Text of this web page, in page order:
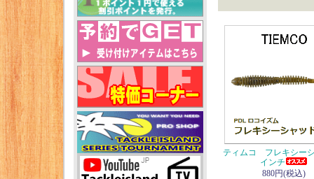
ティムコ フレキシー
インチ
880円(税込)